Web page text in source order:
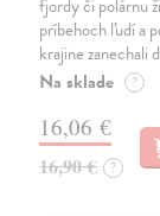
fjordy či polárnu
príbehoch ľudí a
krajine zanechali
Na sklade ?
16,06 €
16,90 € ?